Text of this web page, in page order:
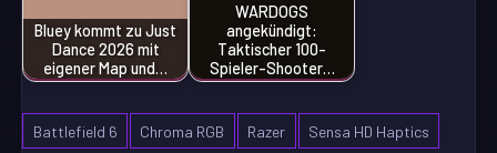
Bluey kommt zu Just
Dance 2026 mit
eigener Map und…
WARDOGS
angekündigt:
Taktischer 100-
Spieler-Shooter…
Battlefield 6 Chroma RGB Razer Sensa HD Haptics